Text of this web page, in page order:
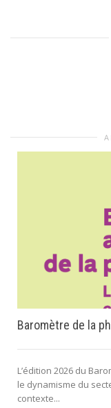
Baromètre de la
L’édition 2026 du
le dynamisme du
contexte...